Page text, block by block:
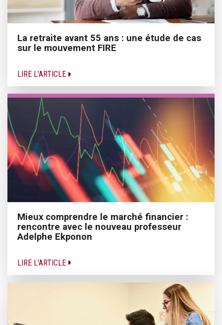
La retraite avant 55 ans : une étude de cas
sur le mouvement FIRE
LIRE L'ARTICLE
Mieux comprendre le marché financier :
rencontre avec le nouveau professeur
Adelphe Ekponon
LIRE L'ARTICLE